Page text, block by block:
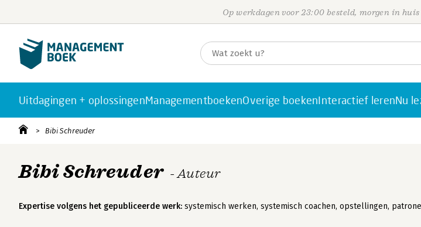
Op werkdagen voor 23:00 besteld, morgen in huis
Uitdagingen + oplossingenManagementboekenOverige boekenInteractief lerenNu
Bibi Schreuder
Bibi Schreuder - Auteur
Expertise volgens het gepubliceerde werk: systemisch werken, systemisch coachen, opstellingen,